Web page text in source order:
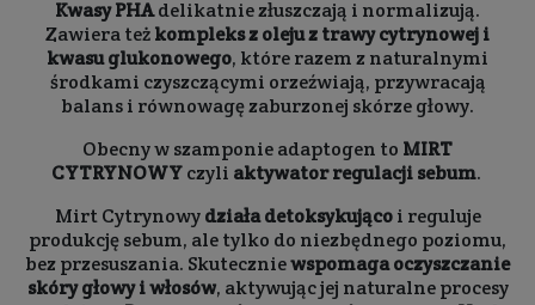
Kwasy PHAdelikatnie złuszczają i normalizują.
Zawiera teżkompleks z oleju z trawy cytrynowej i
kwasu glukonowego, które razem z naturalnymi
środkami czyszczącymi orzeźwiają, przywracają
balans i równowagę zaburzonej skórze głowy.
Obecny w szamponie adaptogen to MIRT
CYTRYNOWYczyli aktywator regulacji sebum.
Mirt Cytrynowydziała detoksykującoi reguluje
produkcję sebum, ale tylko do niezbędnego poziomu,
bez przesuszania. Skuteczniewspomaga oczyszczanie
skóry głowy i włosów, aktywując jej naturalne procesy